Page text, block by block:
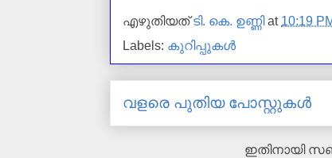
എഴുതിയത്ടി. കെ. ഉണ്ണി at 10:19
Labels: കുറിപ്പുകള്‍
വളരെ പുതിയ പോസ്റ്റുകള്‍
ഇതിനായി